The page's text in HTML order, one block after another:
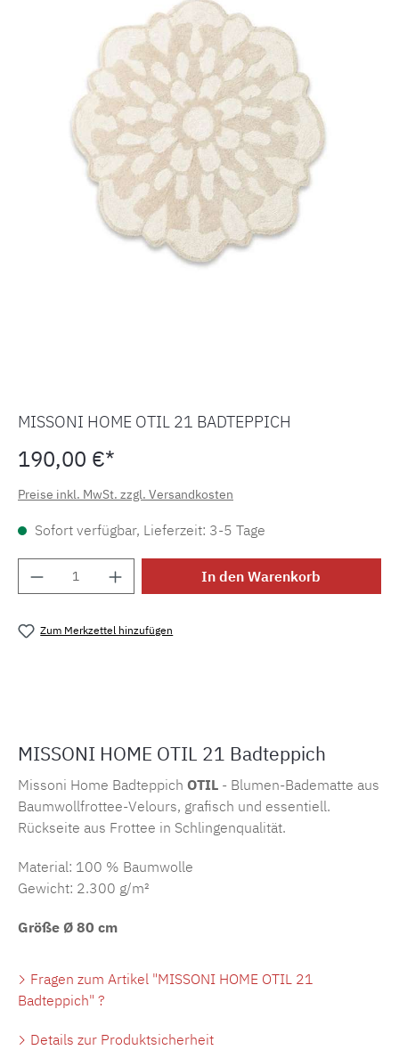
MISSONI HOME OTIL 21 BADTEPPICH
190,00 €*
Preise inkl. MwSt. zzgl. Versandkosten
Sofort verfügbar, Lieferzeit: 3-5 Tage
Produkt Anzahl: Gib den gewünschten
In den Warenkorb
Zum Merkzettel hinzufügen
MISSONI HOME OTIL 21 Badteppich
Missoni Home Badteppich OTIL - Blumen-Badematte aus
Baumwollfrottee-Velours, grafisch und essentiell.
Rückseite aus Frottee in Schlingenqualität.
Material: 100 % Baumwolle
Gewicht: 2.300 g/m²
Größe Ø 80 cm
Fragen zum Artikel "MISSONI HOME OTIL 21
Badteppich" ?
Details zur Produktsicherheit